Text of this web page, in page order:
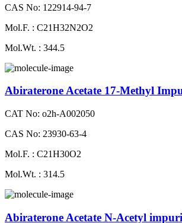
CAS No: 122914-94-7
Mol.F. : C21H32N2O2
Mol.Wt. : 344.5
Abiraterone Acetate 17-Methyl
CAT No: o2h-A002050
CAS No: 23930-63-4
Mol.F. : C21H30O2
Mol.Wt. : 314.5
Abiraterone Acetate N-Acetyl